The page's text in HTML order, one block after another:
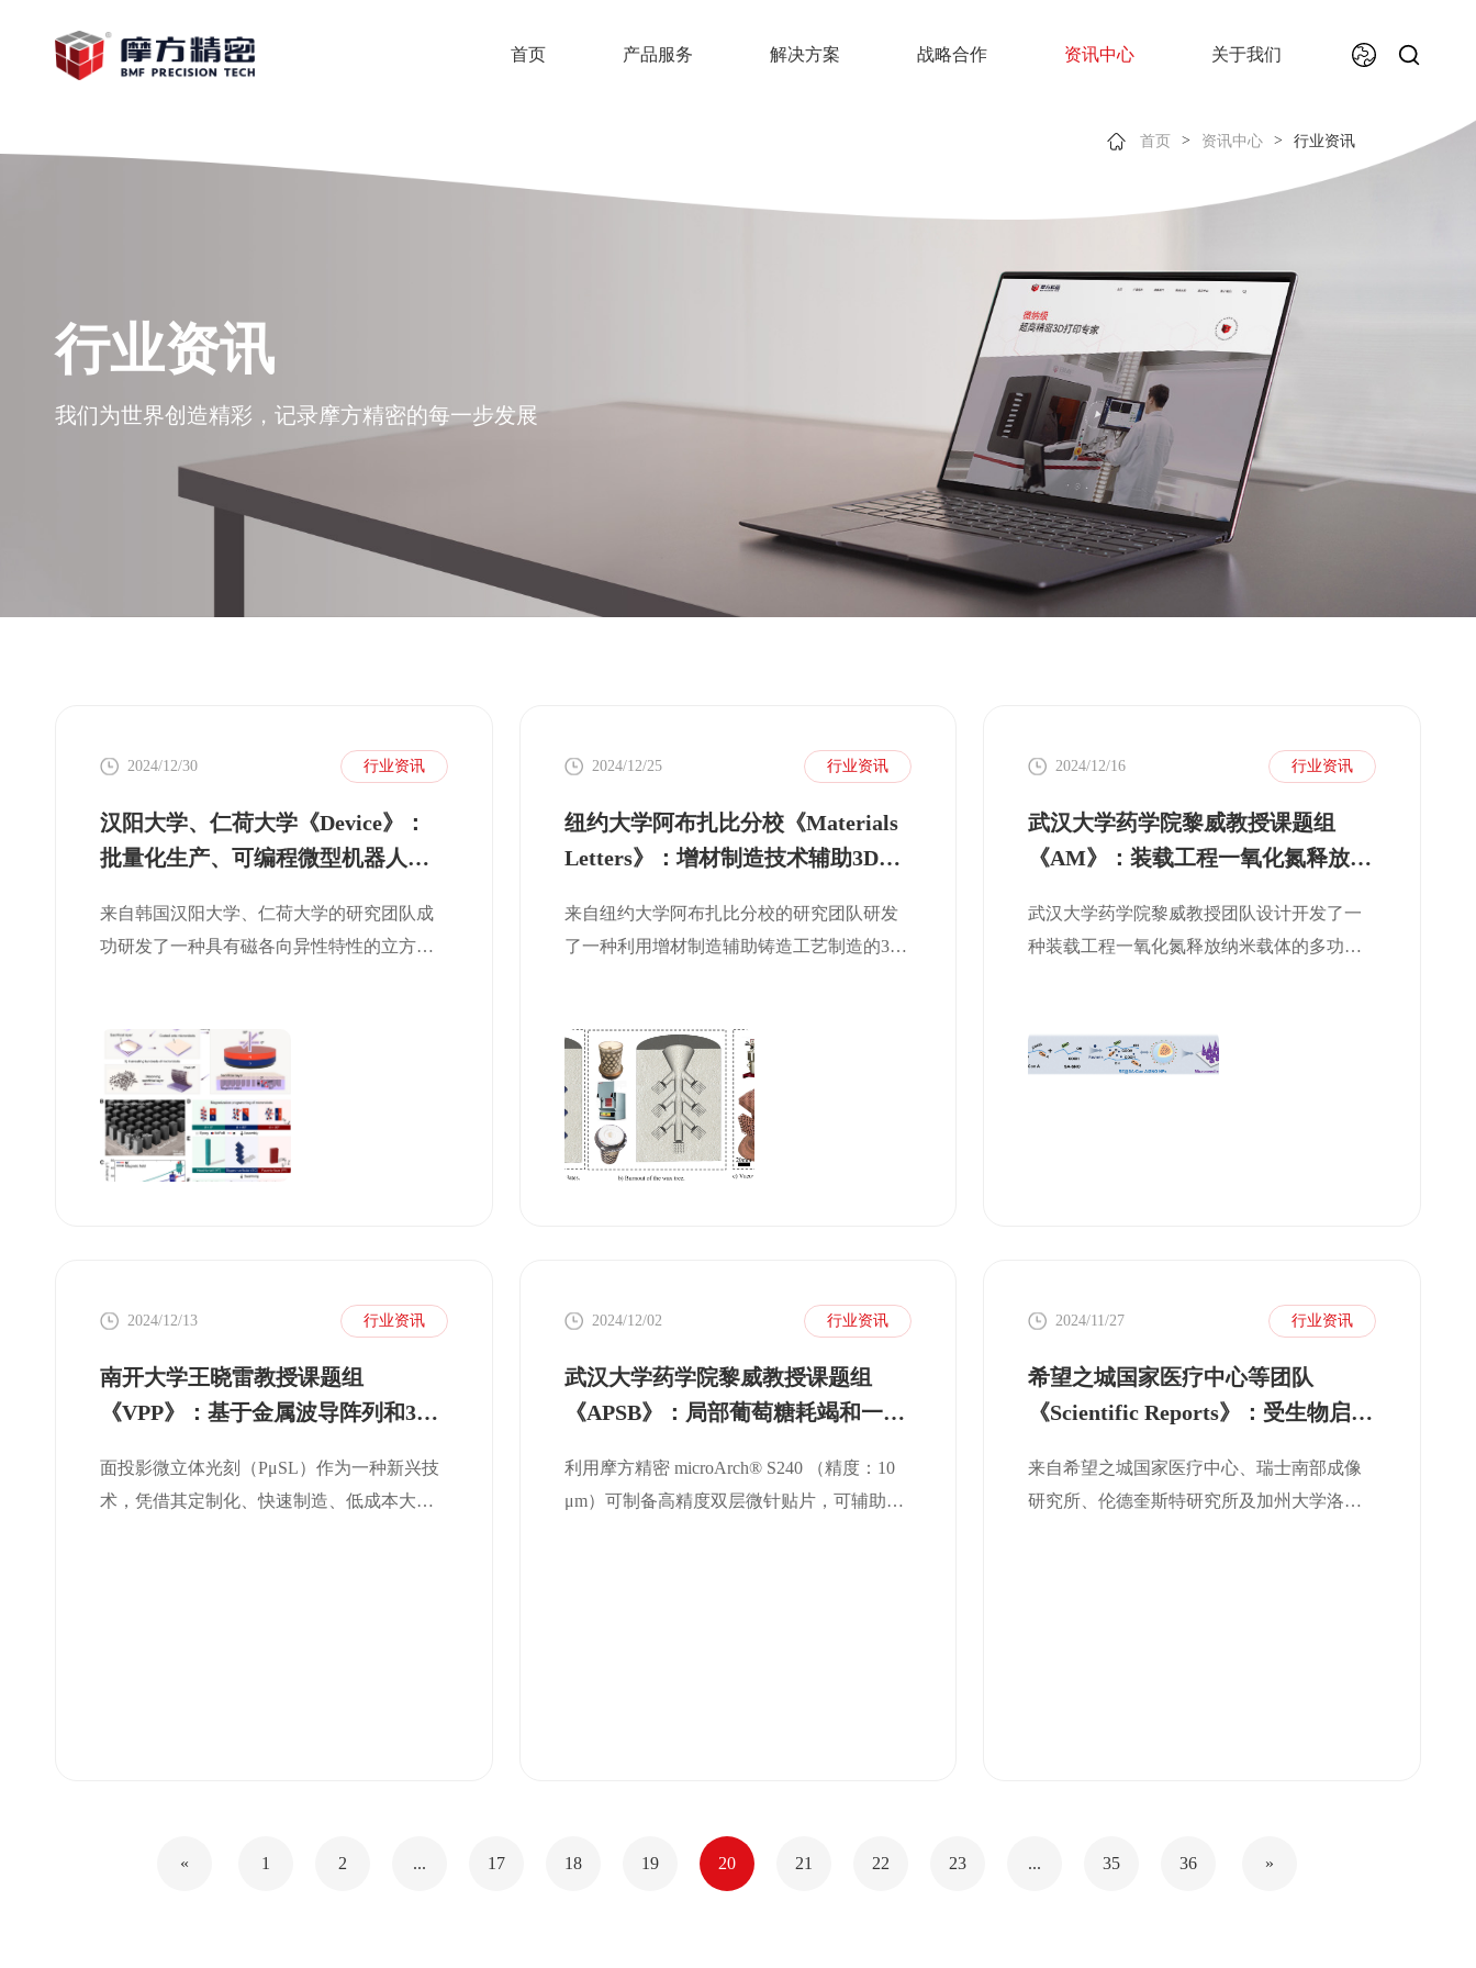
首页 产品服务 解决方案 战略合作 资讯中心 关于我们
首页 > 资讯中心 > 行业资讯
行业资讯
我们为世界创造精彩，记录摩方精密的每一步发展
2024/12/30 行业资讯
汉阳大学、仁荷大学《Device》：
批量化生产、可编程微型机器人组
来自韩国汉阳大学、仁荷大学的研究团队成
功研发了一种具有磁各向异性特性的立方体
爬、跨越障碍、自我投掷、举起障碍物、货
物运输、接线与断开、液态金属形状修改、
管道疏通以及生物体引导等多重能力。
2024/12/25 行业资讯
纽约大学阿布扎比分校《Materials
Letters》：增材制造技术辅助3D微
来自纽约大学阿布扎比分校的研究团队研发
了一种利用增材制造辅助铸造工艺制造的3D
展性相结合，很好地解决了传统粉末床熔化
技术面临的精密尺度、材料多样性和成本限
制问题。
2024/12/16 行业资讯
武汉大学药学院黎威教授课题组
《AM》：装载工程一氧化氮释放纳
伤口靶向和协同治疗
武汉大学药学院黎威教授团队设计开发了一
种装载工程一氧化氮释放纳米载体的多功能
利用摩方精密 microArch® S240 （精度：10
μm）3D打印设备加工模具后经PDMS翻模制
2024/12/13 行业资讯
南开大学王晓雷教授课题组
《VPP》：基于金属波导阵列和3D
超器件
面投影微立体光刻（PμSL）作为一种新兴技
术，凭借其定制化、快速制造、低成本大成
2024/12/02 行业资讯
武汉大学药学院黎威教授课题组
《APSB》：局部葡萄糖耗竭和一氧
用于加速糖尿病伤口愈合
利用摩方精密 microArch® S240 （精度：10
μm）可制备高精度双层微针贴片，可辅助验
2024/11/27 行业资讯
希望之城国家医疗中心等团队
《Scientific Reports》：受生物启发
药物输送
来自希望之城国家医疗中心、瑞士南部成像
研究所、伦德奎斯特研究所及加州大学洛杉
« 1 2 ... 17 18 19 20 21 22 23 ... 35 36 »